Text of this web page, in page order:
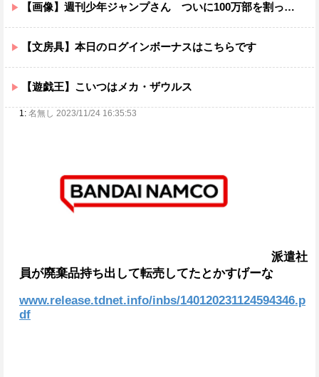
【画像】週刊少年ジャンプさん ついに100万部を割ってしまう。何故ジャンプは読まれなくなったのか
【文房具】本日のログインボーナスはこちらです
【遊戯王】こいつはメカ・ザウルス
1: 名無し 2023/11/24 16:35:53
派遣社
員が廃棄品持ち出して転売してたとかすげーな
www.release.tdnet.info/inbs/140120231124594346.p
df